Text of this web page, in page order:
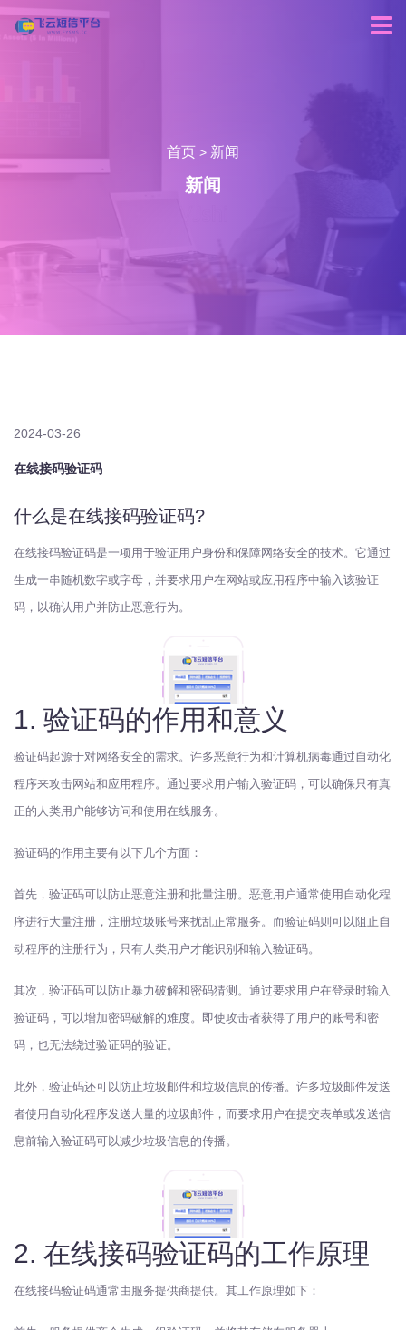
首页 > 新闻
新闻
2024-03-26
在线接码验证码
什么是在线接码验证码?
在线接码验证码是一项用于验证用户身份和保障网络安全的技术。它通过
生成一串随机数字或字母，并要求用户在网站或应用程序中输入该验证
码，以确认用户并防止恶意行为。
1. 验证码的作用和意义
验证码起源于对网络安全的需求。许多恶意行为和计算机病毒通过自动化
程序来攻击网站和应用程序。通过要求用户输入验证码，可以确保只有真
正的人类用户能够访问和使用在线服务。
验证码的作用主要有以下几个方面：
首先，验证码可以防止恶意注册和批量注册。恶意用户通常使用自动化程
序进行大量注册，注册垃圾账号来扰乱正常服务。而验证码则可以阻止自
动程序的注册行为，只有人类用户才能识别和输入验证码。
其次，验证码可以防止暴力破解和密码猜测。通过要求用户在登录时输入
验证码，可以增加密码破解的难度。即使攻击者获得了用户的账号和密
码，也无法绕过验证码的验证。
此外，验证码还可以防止垃圾邮件和垃圾信息的传播。许多垃圾邮件发送
者使用自动化程序发送大量的垃圾邮件，而要求用户在提交表单或发送信
息前输入验证码可以减少垃圾信息的传播。
2. 在线接码验证码的工作原理
在线接码验证码通常由服务提供商提供。其工作原理如下：